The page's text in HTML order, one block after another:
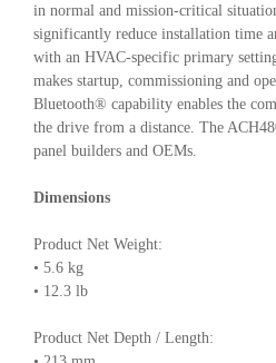
in normal and mission-critical
significantly reduce installation time
with an HVAC-specific primary
makes startup, commissioning and
Bluetooth® capability enables the
the drive from a distance. The
panel builders and OEMs.
Dimensions
Product Net Weight:
• 5.6 kg
• 12.3 lb
Product Net Depth / Length: